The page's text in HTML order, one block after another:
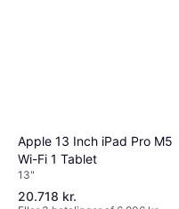
Apple 13 Inch iPad Pro M5
Wi-Fi 1 Tablet
13"
20.718 kr.